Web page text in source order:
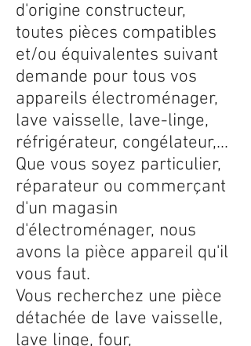
d'origine constructeur,
toutes pièces compatibles
et/ou équivalentes suivant
demande pour tous vos
appareils électroménager,
lave vaisselle, lave-linge,
réfrigérateur, congélateur,...
Que vous soyez particulier,
réparateur ou commerçant
d'un magasin
d'électroménager, nous
avons la pièce appareil qu'il
vous faut.
Vous recherchez une pièce
détachée de lave vaisselle,
lave linge, four,